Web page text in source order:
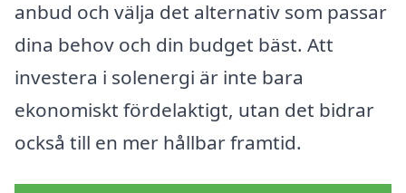
anbud och välja det alternativ som passar
dina behov och din budget bäst. Att
investera i solenergi är inte bara
ekonomiskt fördelaktigt, utan det bidrar
också till en mer hållbar framtid.